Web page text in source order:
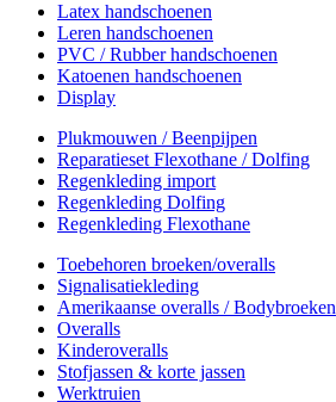
Latex handschoenen
Leren handschoenen
PVC / Rubber handschoenen
Katoenen handschoenen
Display
Plukmouwen / Beenpijpen
Reparatieset Flexothane / Dolfing
Regenkleding import
Regenkleding Dolfing
Regenkleding Flexothane
Toebehoren broeken/overalls
Signalisatiekleding
Amerikaanse overalls / Bodybroeken
Overalls
Kinderoveralls
Stofjassen & korte jassen
Werktruien